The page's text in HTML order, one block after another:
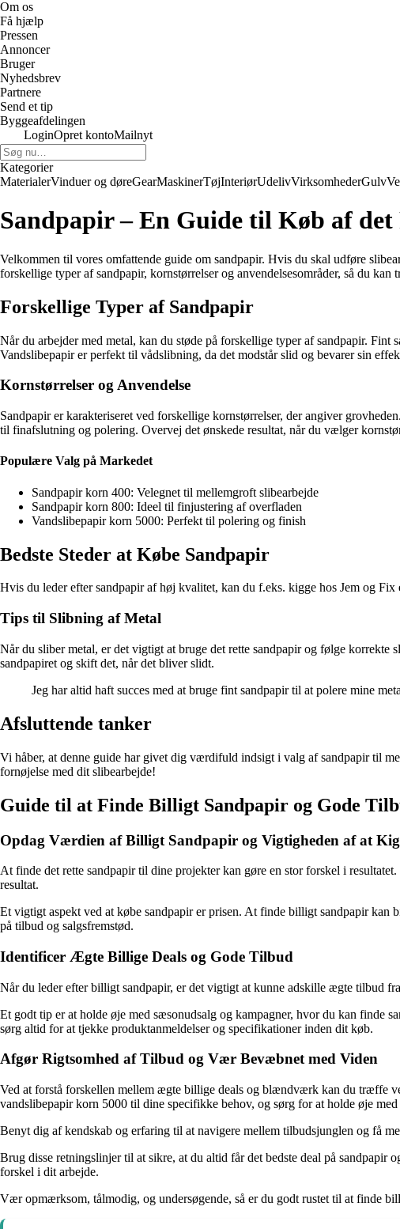
Om os
Få hjælp
Pressen
Annoncer
Bruger
Nyhedsbrev
Partnere
Send et tip
Byggeafdelingen
LoginOpret kontoMailnyt
Kategorier
MaterialerVinduer og døreGearMaskinerTøjInteriørUdelivVirksomhederGulv
Sandpapir – En Guide til Køb af
Velkommen til vores omfattende guide om sandpapir. Hvis du skal udføre
forskellige typer af sandpapir, kornstørrelser og anvendelsesområder, så du
Forskellige Typer af Sandpapir
Når du arbejder med metal, kan du støde på forskellige typer af sandpapir.
Vandslibepapir er perfekt til vådslibning, da det modstår slid og bevarer sin
Kornstørrelser og Anvendelse
Sandpapir er karakteriseret ved forskellige kornstørrelser, der angiver
til finafslutning og polering. Overvej det ønskede resultat, når du vælger
Populære Valg på Markedet
Sandpapir korn 400: Velegnet til mellemgroft slibearbejde
Sandpapir korn 800: Ideel til finjustering af overfladen
Vandslibepapir korn 5000: Perfekt til polering og finish
Bedste Steder at Købe Sandpapir
Hvis du leder efter sandpapir af høj kvalitet, kan du f.eks. kigge hos Jem og
Tips til Slibning af Metal
Når du sliber metal, er det vigtigt at bruge det rette sandpapir og følge
sandpapiret og skift det, når det bliver slidt.
Jeg har altid haft succes med at bruge fint sandpapir til at polere mine
Afsluttende tanker
Vi håber, at denne guide har givet dig værdifuld indsigt i valg af sandpapir til
fornøjelse med dit slibearbejde!
Guide til at Finde Billigt Sandpapir og Gode
Opdag Værdien af Billigt Sandpapir og Vigtigheden af at
At finde det rette sandpapir til dine projekter kan gøre en stor forskel i
resultat.
Et vigtigt aspekt ved at købe sandpapir er prisen. At finde billigt sandpapir
på tilbud og salgsfremstød.
Identificer Ægte Billige Deals og Gode Tilbud
Når du leder efter billigt sandpapir, er det vigtigt at kunne adskille ægte tilbud
Et godt tip er at holde øje med sæsonudsalg og kampagner, hvor du kan finde
sørg altid for at tjekke produktanmeldelser og specifikationer inden dit køb.
Afgør Rigtsomhed af Tilbud og Vær Bevæbnet med Viden
Ved at forstå forskellen mellem ægte billige deals og blændværk kan du træffe
vandslibepapir korn 5000 til dine specifikke behov, og sørg for at holde øje
Benyt dig af kendskab og erfaring til at navigere mellem tilbudsjunglen og få
Brug disse retningslinjer til at sikre, at du altid får det bedste deal på
forskel i dit arbejde.
Vær opmærksom, tålmodig, og undersøgende, så er du godt rustet til at finde